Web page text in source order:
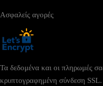
Ασφαλείς αγορές
Τα δεδομένα και οι πληρωμές
κρυπτογραφημένη σύνδεση SSL.